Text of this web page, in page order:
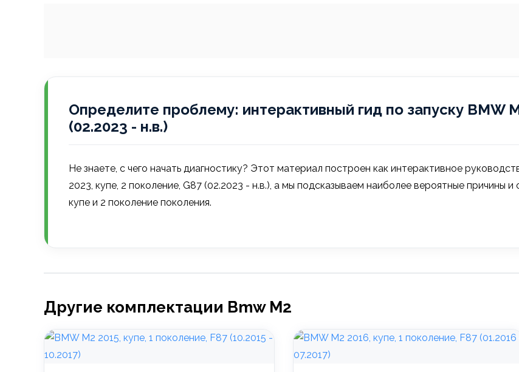
Определите проблему: интерактивный гид по запуску BMW
(02.2023 - н.в.)
Не знаете, с чего начать диагностику? Этот материал построен как интерактивное
2023, купе, 2 поколение, G87 (02.2023 - н.в.), а мы подсказываем наиболее вероятные причины
купе и 2 поколение поколения.
Другие комплектации Bmw M2